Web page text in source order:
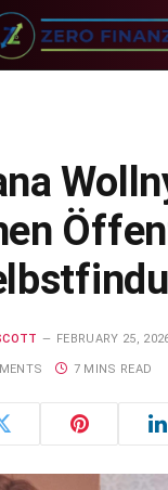
FEBRUARY 25,
7 MINS READ